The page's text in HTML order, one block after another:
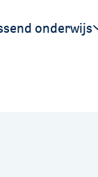
onderwijs